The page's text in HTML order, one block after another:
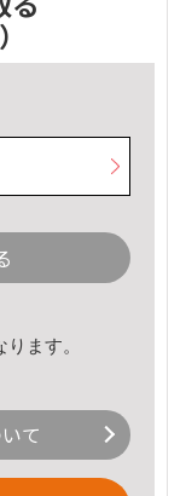
ます。
て